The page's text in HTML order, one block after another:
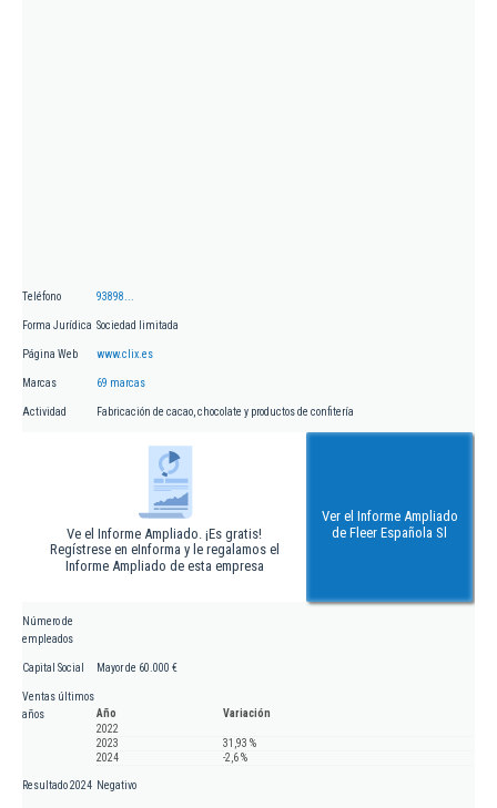
Teléfono 93898...
Forma Jurídica Sociedad limitada
Página Web www.clix.es
Marcas 69 marcas
Actividad Fabricación de cacao, chocolate y productos de confitería
Ve el Informe Ampliado. ¡Es gratis!
Regístrese en eInforma y le regalamos el
Informe Ampliado de esta empresa
Ver el Informe Ampliado
de Fleer Española Sl
Número de
empleados
Capital Social Mayor de 60.000 €
Ventas últimos
años
Año
Variación
2022
2023
31,93 %
2024
-2,6 %
Resultado 2024 Negativo